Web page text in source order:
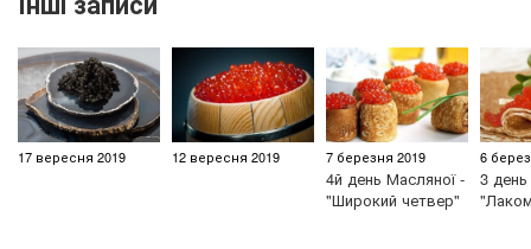
17 вересня 2019 12 вересня 2019 7 березня 2019
4й день Масляної -
"Широкий четвер"
6
3